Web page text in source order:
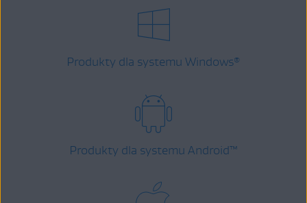
Produkty dla systemu Windows®
Produkty dla systemu Android™